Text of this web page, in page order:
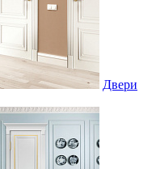
Двери